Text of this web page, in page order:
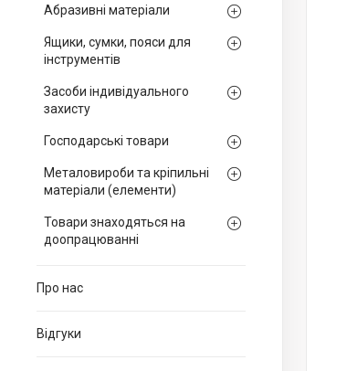
Абразивні матеріали
Ящики, сумки, пояси для
інструментів
Засоби індивідуального
захисту
Господарські товари
Металовироби та кріпильні
матеріали (елементи)
Товари знаходяться на
доопрацюванні
Про нас
Відгуки